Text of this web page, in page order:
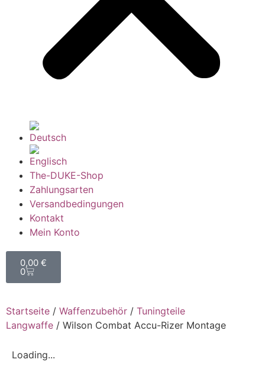
The-DUKE-Shop
Zahlungsarten
Versandbedingungen
Kontakt
Mein Konto
0,00 €
0
Startseite / Waffenzubehör / Tuningteile
Langwaffe / Wilson Combat Accu-Rizer Montage
Loading...